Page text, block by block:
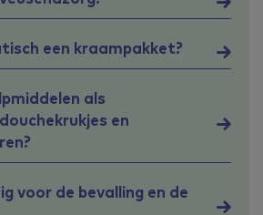
een kraampakket?
als
en
voor de bevalling en de